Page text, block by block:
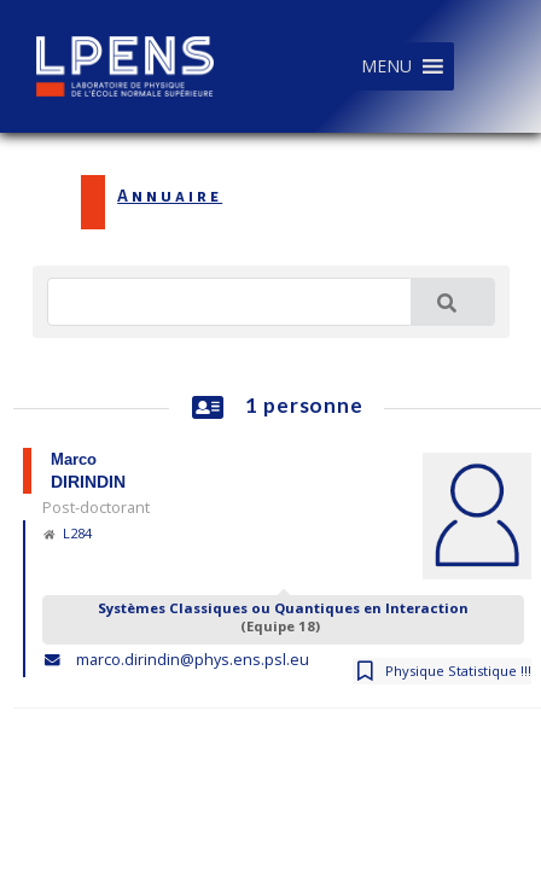
MENU
Annuaire
1 personne
Marco
DIRINDIN
Post-doctorant
L284
Systèmes Classiques ou Quantiques en Interaction
(Equipe 18)
Physique Statistique !!!
marco.dirindin@phys.ens.psl.eu